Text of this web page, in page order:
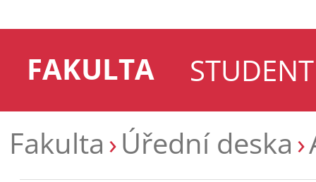
FAKULTA
STUDENT
Fakulta Úřední deska